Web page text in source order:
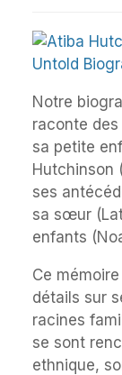
Notre
raconte
sa petite
Hutchinson
ses
sa sœur
enfants
Ce
détails sur
racines
se sont
ethnique,